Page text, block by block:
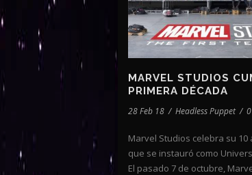
MARVEL STUDIOS
PRIMERA DÉCADA
28 Feb 18 / Headless Puppet / 0
Marvel Studios celebra su
que se instauró como
El pasado 7 de octubre,